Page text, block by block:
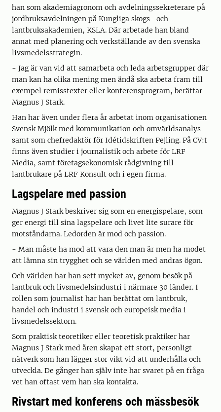
han som akademiagronom och avdelningssekreterare på
jordbruksavdelningen på Kungliga skogs- och
lantbruksakademien, KSLA. Där arbetade han bland
annat med planering och verkställande av den svenska
livsmedelsstrategin.
- Jag är van vid att samarbeta och leda arbetsgrupper där
man kan ha olika mening men ändå ska arbeta fram till
exempel remisstexter eller konferensprogram, berättar
Magnus J Stark.
Han har även under flera år arbetat inom organisationen
Svensk Mjölk med kommunikation och omvärldsanalys
samt som chefredaktör för Idétidskriften Pejling. På CV:t
finns även studier i journalistik och arbete för LRF
Media, samt företagsekonomisk rådgivning till
lantbrukare på LRF Konsult och i egen firma.
Lagspelare med passion
Magnus J Stark beskriver sig som en energispelare, som
ger energi till sina lagspelare och livet lite surare för
motståndarna. Ledorden är mod och passion.
- Man måste ha mod att vara den man är men ha modet
att lämna sin trygghet och se världen med andras ögon.
Och världen har han sett mycket av, genom besök på
lantbruk och livsmedelsindustri i närmare 30 länder. I
rollen som journalist har han berättat om lantbruk,
handel och industri i svensk och europeisk media i
livsmedelssektorn.
Som praktisk teoretiker eller teoretisk praktiker har
Magnus J Stark med åren skapat ett stort, personligt
nätverk som han lägger stor vikt vid att underhålla och
utveckla. De gånger han själv inte har svaret på en fråga
vet han oftast vem han ska kontakta.
Rivstart med konferens och mässbesök